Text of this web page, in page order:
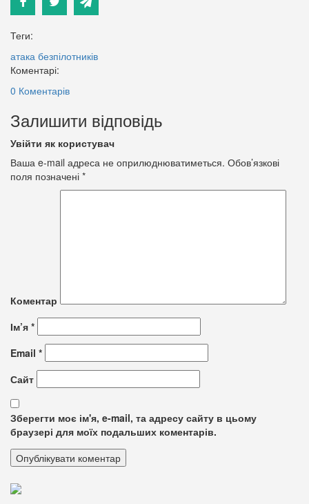
Теги:
атака безпілотників
Коментарі:
0 Коментарів
Залишити відповідь
Увійти як користувач
Ваша e-mail адреса не оприлюднюватиметься. Обов’язкові
поля позначені *
Коментар
Ім’я *
Email *
Сайт
Зберегти моє ім'я, e-mail, та адресу сайту в цьому
браузері для моїх подальших коментарів.